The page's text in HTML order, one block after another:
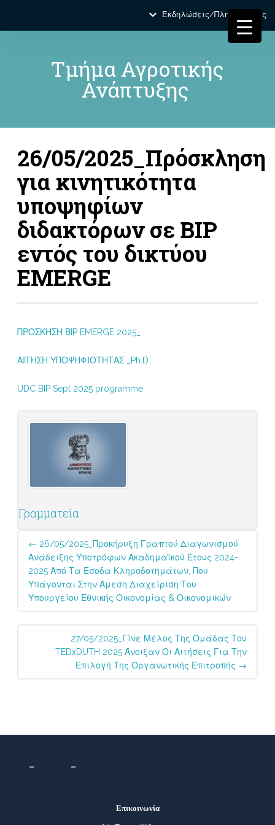
Εκδηλώσεις/Πληροφορίες
Τμήμα Αγροτικής
Ανάπτυξης
26/05/2025_Πρόσκληση
για κινητικότητα
υποψηφίων
διδακτόρων σε ΒΙΡ
εντός του δικτύου
EMERGE
ΠΡΟΣΚΗΣΗ ΒIP EMERGE 2025_
ΑΙΤΗΣΗ ΥΠΟΨΗΦΙΟΤΗΤΑΣ _Ph.D
UDC BIP Sept 2025 programme
Γραμματεία
Post
navigation
← 26/05/2025_Προκήρυξη Γραπτού Διαγωνισμού
Ανάδειξης Υποτρόφων Ακαδημαϊκού Έτους 2024-
2025 Από Τα Έσοδα Κληροδοτημάτων, Που
Υπάγονται Στην Άμεση Διαχείριση Του
Υπουργείου Εθνικής Οικονομίας & Οικονομικών
27/05/2025_Γίνε Μέλος Της Ομάδας Του
TEDxDUTH 2025 Άνοιξαν Οι Αιτήσεις Για Την
Επιλογή Της Οργανωτικής Επιτροπής →
Επικοινωνία